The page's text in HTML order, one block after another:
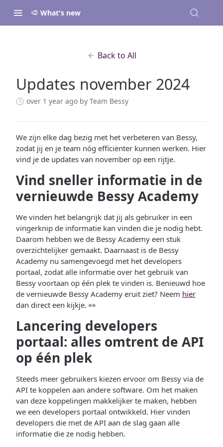
What's new
Back to All
Updates november 2024
over 1 year ago by Team Bessy
We zijn elke dag bezig met het verbeteren van Bessy,
zodat jij en je team nóg efficiënter kunnen werken. Hier
vind je de updates van november op een rijtje.
Vind sneller informatie in de
vernieuwde Bessy Academy
We vinden het belangrijk dat jij als gebruiker in een
vingerknip de informatie kan vinden die je nodig hebt.
Daarom hebben we de Bessy Academy een stuk
overzichtelijker gemaakt. Daarnaast is de Bessy
Academy nu samengevoegd met het developers
portaal, zodat alle informatie over het gebruik van
Bessy voortaan op één plek te vinden is. Benieuwd hoe
de vernieuwde Bessy Academy eruit ziet? Neem hier
dan direct een kijkje. 👀
Lancering developers
portaal: alles omtrent de API
op één plek
Steeds meer gebruikers kiezen ervoor om Bessy via de
API te koppelen aan andere software. Om het maken
van deze koppelingen makkelijker te maken, hebben
we een developers portaal ontwikkeld. Hier vinden
developers die met de API aan de slag gaan alle
informatie die ze nodig hebben.